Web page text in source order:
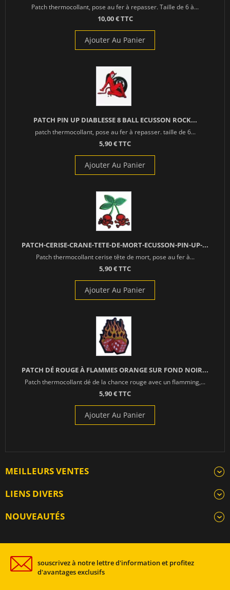
Patch thermocollant, pose au fer à repasser. Taille de 6 à...
10,00 € TTC
Ajouter Au Panier
PATCH PIN UP DIABLESSE 8 BALL ECUSSON ROCK...
patch thermocollant, pose au fer à repasser. taille de 6...
5,90 € TTC
Ajouter Au Panier
PATCH-CERISE-CRANE-TETE-DE-MORT-ECUSSON-PIN-UP-...
Patch thermocollant cerise tête de mort, pose au fer à...
5,90 € TTC
Ajouter Au Panier
PATCH DÉ ROUGE À FLAMMES ORANGE SUR FOND NOIR...
Patch thermocollant dé de la chance rouge avec un flamming,...
5,90 € TTC
Ajouter Au Panier
MEILLEURS VENTES
LIENS DIVERS
NOUVEAUTÉS
souscrivez à notre lettre d'information et profitez
d'avantages exclusifs